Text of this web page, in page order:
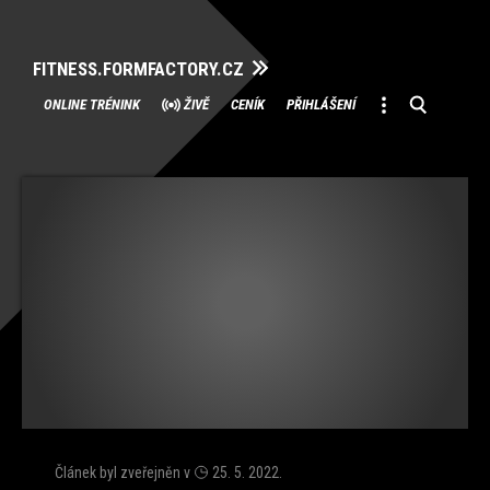
FITNESS.FORMFACTORY.CZ
Přeskočit
na
ONLINE TRÉNINK ŽIVĚ CENÍK PŘIHLÁŠENÍ
Článek byl zveřejněn v 25. 5. 2022